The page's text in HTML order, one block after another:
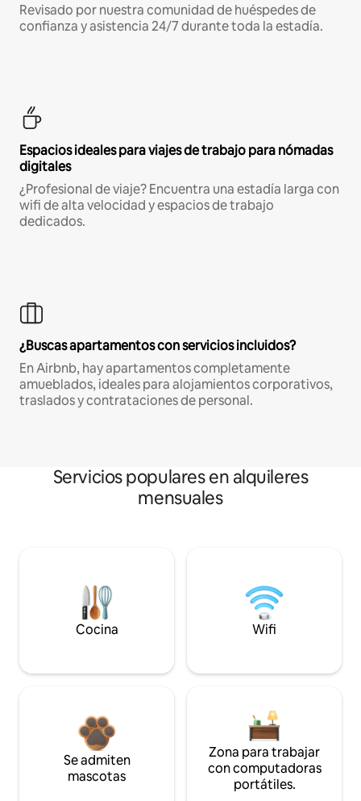
Revisado por nuestra comunidad de huéspedes de
confianza y asistencia 24/7 durante toda la estadía.
Espacios ideales para viajes de trabajo para nómadas
digitales
¿Profesional de viaje? Encuentra una estadía larga con
wifi de alta velocidad y espacios de trabajo
dedicados.
¿Buscas apartamentos con servicios incluidos?
En Airbnb, hay apartamentos completamente
amueblados, ideales para alojamientos corporativos,
traslados y contrataciones de personal.
Servicios populares en alquileres
mensuales
Cocina Wifi
Se admiten
mascotas
Zona para trabajar
con computadoras
portátiles.